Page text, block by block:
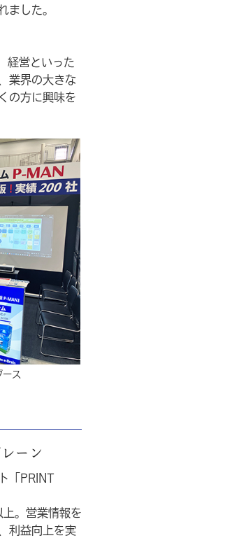
した。
経営といった
業界の大きな
の方に興味を
ース
ーン
「PRINT
。営業情報を
利益向上を実